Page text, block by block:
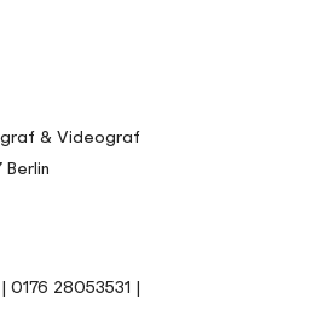
& Videograf
28053531 |